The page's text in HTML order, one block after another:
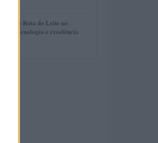
e Rota do Leite no
tecnologia e excelência